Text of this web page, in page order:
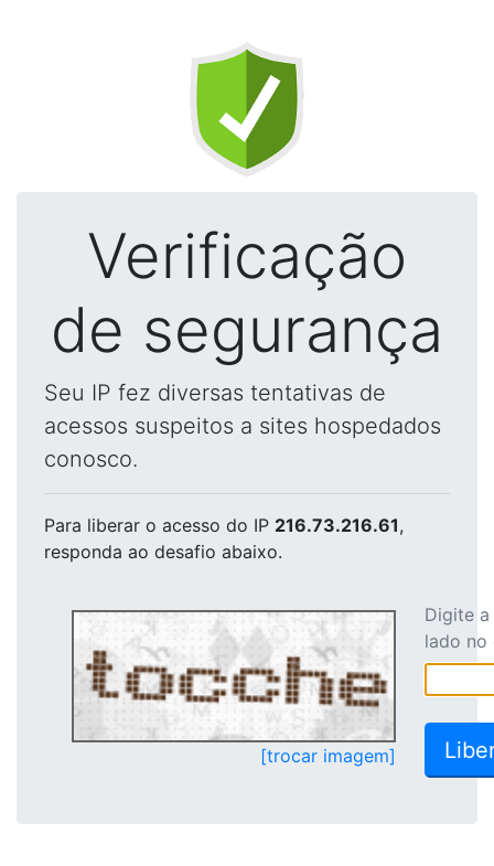
Verificação
de segurança
Seu IP fez diversas tentativas de
acessos suspeitos a sites hospedados
conosco.
Para liberar o acesso do IP 216.73.216.61,
responda ao desafio abaixo.
[trocar imagem]
Digite
lado no